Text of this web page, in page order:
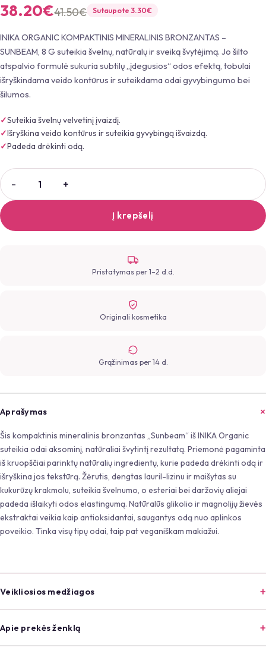
41.50€
38.20€ Sutaupote3.30€
INIKA ORGANIC KOMPAKTINIS MINERALINIS BRONZANTAS –
SUNBEAM, 8 G suteikia švelnų, natūralų ir sveiką švytėjimą. Jo šilto
atspalvio formulė sukuria subtilų „įdegusios“ odos efektą, tobulai
išryškindama veido kontūrus ir suteikdama odai gyvybingumo bei
šilumos.
Suteikia švelnų velvetinį įvaizdį.
Išryškina veido kontūrus ir suteikia gyvybingą išvaizdą.
Padeda drėkinti odą.
Į krepšelį
Pristatymas per 1–2 d.d.
Originali kosmetika
Grąžinimas per 14 d.
Aprašymas
Šis kompaktinis mineralinis bronzantas „Sunbeam“ iš INIKA Organic
suteikia odai aksominį, natūraliai švytintį rezultatą. Priemonė pagaminta
iš kruopščiai parinktų natūralių ingredientų, kurie padeda drėkinti odą ir
išryškina jos tekstūrą. Žėrutis, dengtas lauril-lizinu ir maišytas su
kukurūzų krakmolu, suteikia švelnumo, o esteriai bei daržovių aliejai
padeda išlaikyti odos elastingumą. Natūralūs glikolio ir magnolijų žievės
ekstraktai veikia kaip antioksidantai, saugantys odą nuo aplinkos
poveikio. Tinka visų tipų odai, taip pat veganiškam makiažui.
Veikliosios medžiagos
Apie prekės ženklą